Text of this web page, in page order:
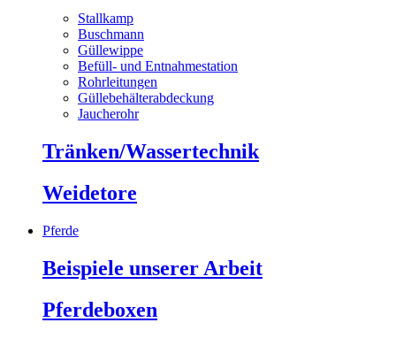
Stallkamp
Buschmann
Güllewippe
Befüll- und Entnahmestation
Rohrleitungen
Güllebehälterabdeckung
Jaucherohr
Tränken/Wassertechnik
Weidetore
Pferde
Beispiele unserer Arbeit
Pferdeboxen